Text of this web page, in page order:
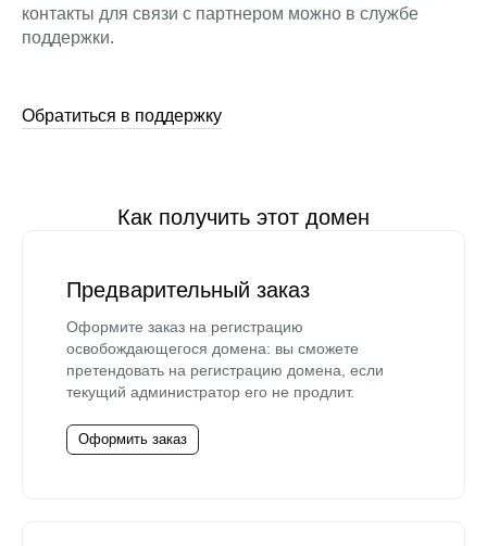
контакты для связи с партнером можно в службе
поддержки.
Обратиться в поддержку
Как получить этот домен
Предварительный заказ
Оформите заказ на регистрацию
освобождающегося домена: вы сможете
претендовать на регистрацию домена, если
текущий администратор его не продлит.
Оформить заказ